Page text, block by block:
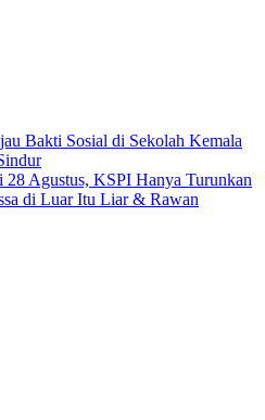
Bakti Sosial di Sekolah Kemala
28 Agustus, KSPI Hanya Turunkan
di Luar Itu Liar & Rawan